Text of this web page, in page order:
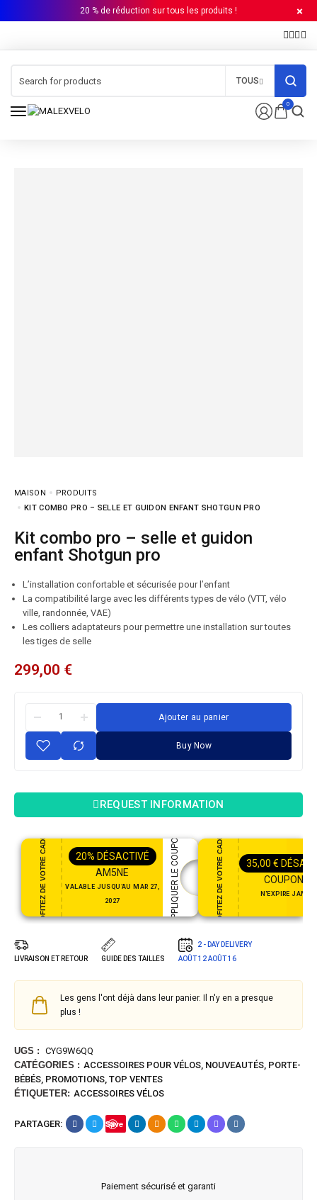
20 % de réduction sur tous les produits !
0
TOUS
MAISON
PRODUITS
KIT COMBO PRO – SELLE ET GUIDON ENFANT SHOTGUN PRO
Kit combo pro – selle et guidon
enfant Shotgun pro
L’installation confortable et sécurisée pour l’enfant
La compatibilité large avec les différents types de vélo (VTT, vélo
ville, randonnée, VAE)
Les colliers adaptateurs pour permettre une installation sur toutes
les tiges de selle
299,00 €
Ajouter au panier
Buy Now
REQUEST INFORMATION
PROFITEZ DE VOTRE CADEAU 20% DÉSACTIVÉ
AM5NE
VALABLE JUSQU'AU MAR 27,
2027
APPLIQUER LE COUPON PROFITEZ DE VOTRE CADEAU 35,00 €
COUPON35
N'EXPIRE
LIVRAISON ET RETOUR GUIDE DES TAILLES
2 - DAY DELIVERY
AOÛT 12AOÛT 16
Les gens l'ont déjà dans leur panier. Il n'y en a presque
plus !
UGS : CYG9W6QQ
CATÉGORIES : ACCESSOIRES POUR VÉLOS, NOUVEAUTÉS, PORTE-
BÉBÉS, PROMOTIONS, TOP VENTES
ÉTIQUETER: ACCESSOIRES VÉLOS
PARTAGER: Save
Paiement sécurisé et garanti